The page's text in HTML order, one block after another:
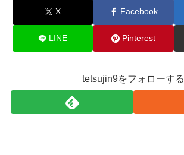
X Facebook
LINE Pinterest
tetsujin9をフォローする